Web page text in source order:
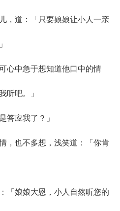
道：「只要娘娘让小人一亲
中急于想知道他口中的情
听吧。」
应我了？」
也不多想，浅笑道：「你肯
娘娘大恩，小人自然听您的